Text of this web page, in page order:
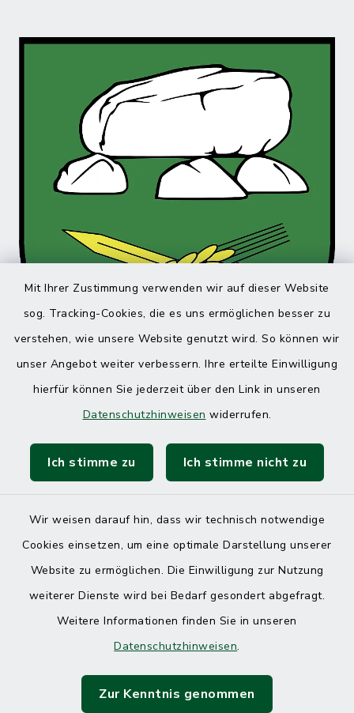
Mit Ihrer Zustimmung verwenden wir auf dieser Website
sog. Tracking-Cookies, die es uns ermöglichen besser zu
verstehen, wie unsere Website genutzt wird. So können wir
unser Angebot weiter verbessern. Ihre erteilte Einwilligung
hierfür können Sie jederzeit über den Link in unseren
Datenschutzhinweisen widerrufen.
Ich stimme zu Ich stimme nicht zu
Wir weisen darauf hin, dass wir technisch notwendige
Cookies einsetzen, um eine optimale Darstellung unserer
Website zu ermöglichen. Die Einwilligung zur Nutzung
weiterer Dienste wird bei Bedarf gesondert abgefragt.
Weitere Informationen finden Sie in unseren
Datenschutzhinweisen.
Zur Kenntnis genommen
Kontakt
Datenschutz
Impressum
Cookie-Einstellungen